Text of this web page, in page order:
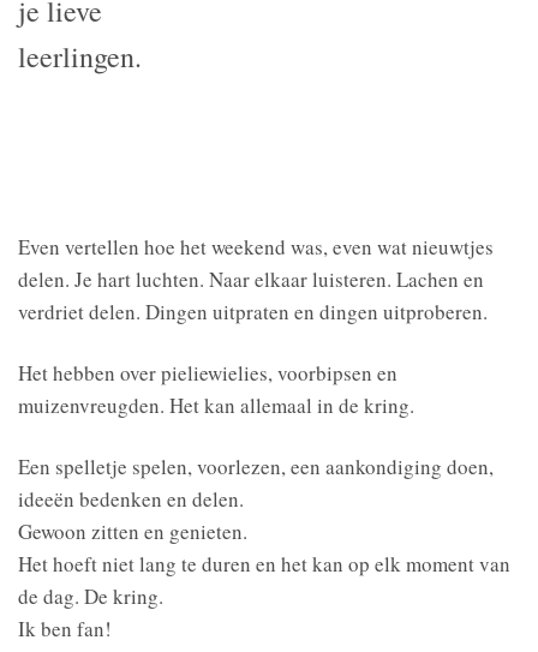
je lieve
leerlingen.
Even vertellen hoe het weekend was, even wat nieuwtjes
delen. Je hart luchten. Naar elkaar luisteren. Lachen en
verdriet delen. Dingen uitpraten en dingen uitproberen.
Het hebben over pieliewielies, voorbipsen en
muizenvreugden. Het kan allemaal in de kring.
Een spelletje spelen, voorlezen, een aankondiging doen,
ideeën bedenken en delen.
Gewoon zitten en genieten.
Het hoeft niet lang te duren en het kan op elk moment van
de dag. De kring.
Ik ben fan!